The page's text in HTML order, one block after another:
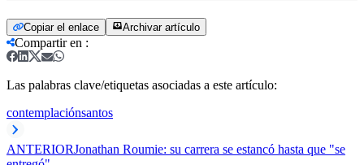
Copiar el enlace Archivar artículo
Compartir en :
Las palabras clave/etiquetas asociadas a este artículo:
contemplaciónsantos
ANTERIORJonathan Roumie: su carrera se estancó hasta que "se